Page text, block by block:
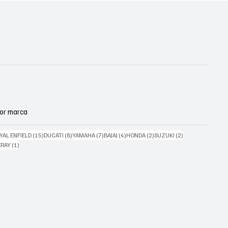
marca
ENFIELD(15)15 posts
DUCATI (8)8 posts
YAMAHA (7)7 posts
BAJAJ (4)4 posts
HONDA (2)2 posts
SUZUKI (2)
(1)